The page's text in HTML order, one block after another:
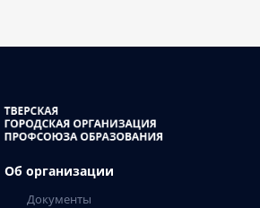
Об организации
Документы